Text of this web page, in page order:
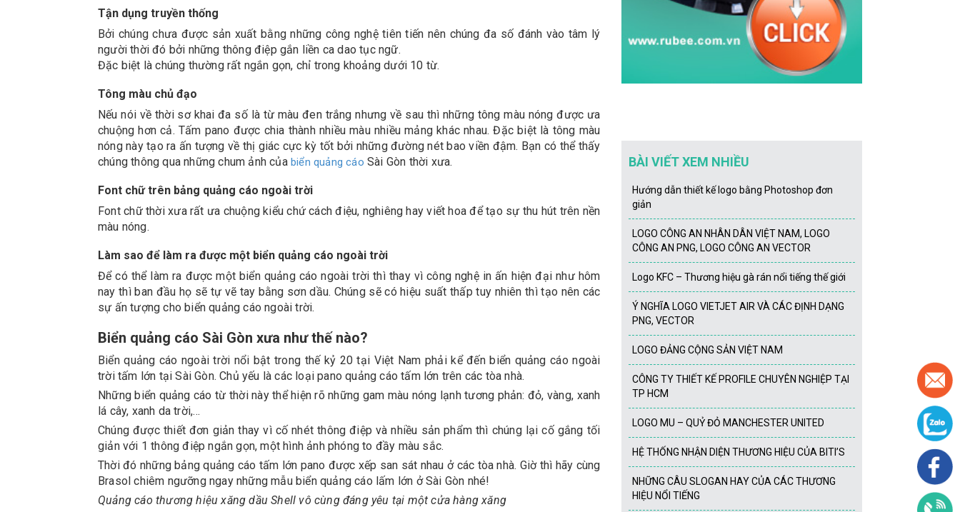
Tận dụng truyền thống
Bởi chúng chưa được sản xuất bằng những công nghệ tiên tiến nên chúng đa số đánh vào tâm lý
người thời đó bởi những thông điệp gắn liền ca dao tục ngữ.
Đặc biệt là chúng thường rất ngắn gọn, chỉ trong khoảng dưới 10 từ.
Tông màu chủ đạo
Nếu nói về thời sơ khai đa số là từ màu đen trắng nhưng về sau thì những tông màu nóng được ưa
chuộng hơn cả. Tấm pano được chia thành nhiều màu nhiều mảng khác nhau. Đặc biệt là tông màu
nóng này tạo ra ấn tượng về thị giác cực kỳ tốt bởi những đường nét bao viền đậm. Bạn có thể thấy
chúng thông qua những chum ảnh của biển quảng cáo Sài Gòn thời xưa.
Font chữ trên bảng quảng cáo ngoài trời
Font chữ thời xưa rất ưa chuộng kiểu chứ cách điệu, nghiêng hay viết hoa để tạo sự thu hút trên nền
màu nóng.
Làm sao để làm ra được một biển quảng cáo ngoài trời
Để có thể làm ra được một biển quảng cáo ngoài trời thì thay vì công nghệ in ấn hiện đại như hôm
nay thì ban đầu họ sẽ tự vẽ tay bằng sơn dầu. Chúng sẽ có hiệu suất thấp tuy nhiên thì tạo nên các
sự ấn tượng cho biển quảng cáo ngoài trời.
Biển quảng cáo Sài Gòn xưa như thế nào?
Biển quảng cáo ngoài trời nổi bật trong thế kỷ 20 tại Việt Nam phải kể đến biển quảng cáo ngoài
trời tấm lớn tại Sài Gòn. Chủ yếu là các loại pano quảng cáo tấm lớn trên các tòa nhà.
Những biển quảng cáo từ thời này thể hiện rõ những gam màu nóng lạnh tương phản: đỏ, vàng, xanh
lá cây, xanh da trời,…
Chúng được thiết đơn giản thay vì cố nhét thông điệp và nhiều sản phẩm thì chúng lại cố gắng tối
giản với 1 thông điệp ngắn gọn, một hình ảnh phóng to đầy màu sắc.
Thời đó những bảng quảng cáo tấm lớn pano được xếp san sát nhau ở các tòa nhà. Giờ thì hãy cùng
Brasol chiêm ngưỡng ngay những mẫu biển quảng cáo lấm lớn ở Sài Gòn nhé!
Quảng cáo thương hiệu xăng dầu Shell vô cùng đáng yêu tại một cửa hàng xăng
BÀI VIẾT XEM NHIỀU
Hướng dẫn thiết kế logo bằng Photoshop đơn
giản
LOGO CÔNG AN NHÂN DÂN VIỆT NAM, LOGO
CÔNG AN PNG, LOGO CÔNG AN VECTOR
Logo KFC – Thương hiệu gà rán nổi tiếng thế giới
Ý NGHĨA LOGO VIETJET AIR VÀ CÁC ĐỊNH DẠNG
PNG, VECTOR
LOGO ĐẢNG CỘNG SẢN VIỆT NAM
CÔNG TY THIẾT KẾ PROFILE CHUYÊN NGHIỆP TẠI
TP HCM
LOGO MU – QUỶ ĐỎ MANCHESTER UNITED
HỆ THỐNG NHẬN DIỆN THƯƠNG HIỆU CỦA BITI’S
NHỮNG CÂU SLOGAN HAY CỦA CÁC THƯƠNG
HIỆU NỔI TIẾNG